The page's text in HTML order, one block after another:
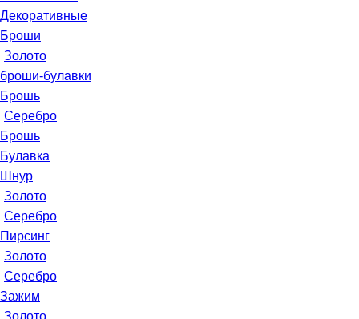
Декоративные
Броши
Золото
броши-булавки
Брошь
Серебро
Брошь
Булавка
Шнур
Золото
Серебро
Пирсинг
Золото
Серебро
Зажим
Золото